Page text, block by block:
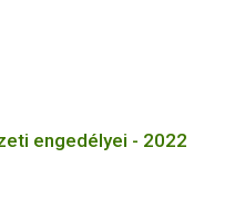
engedélyei - 2022